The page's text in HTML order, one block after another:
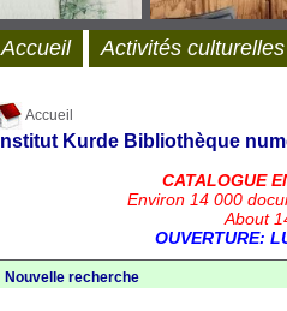
Accueil
Institut Kurde Bibliothèque
CATALOGUE
Environ 14 000
About
OUVERTURE:
Nouvelle recherche
Accueil Activités culturelles